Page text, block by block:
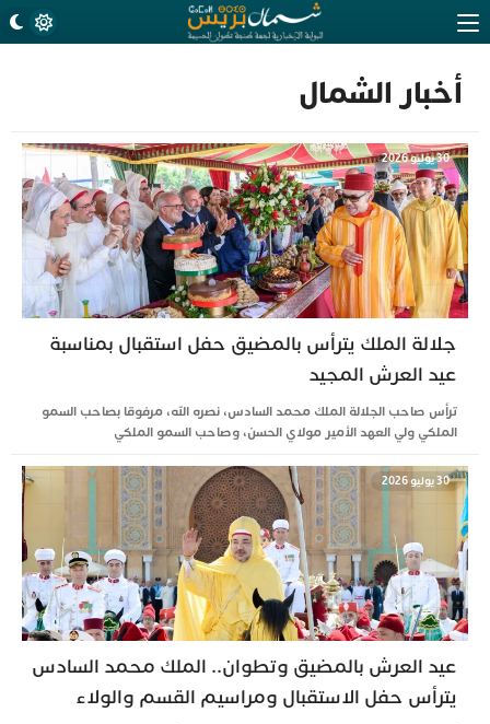
أخبار الشمال
30 يوليو 2026
جلالة الملك يترأس بالمضيق حفل استقبال بمناسبة
عيد العرش المجيد
ترأس صاحب الجلالة الملك محمد السادس، نصره الله، مرفوقا بصاحب السمو
الملكي ولي العهد الأمير مولاي الحسن، وصاحب السمو الملكي
30 يوليو 2026
عيد العرش بالمضيق وتطوان.. الملك محمد السادس
يترأس حفل الاستقبال ومراسيم القسم والولاء